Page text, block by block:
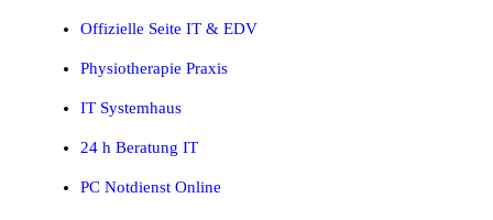
Offizielle Seite IT & EDV
Physiotherapie Praxis
IT Systemhaus
24 h Beratung IT
PC Notdienst Online